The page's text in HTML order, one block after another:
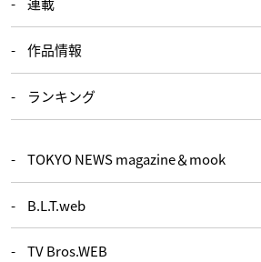
作品情報
ランキング
TOKYO NEWS magazine＆mook
B.L.T.web
TV Bros.WEB